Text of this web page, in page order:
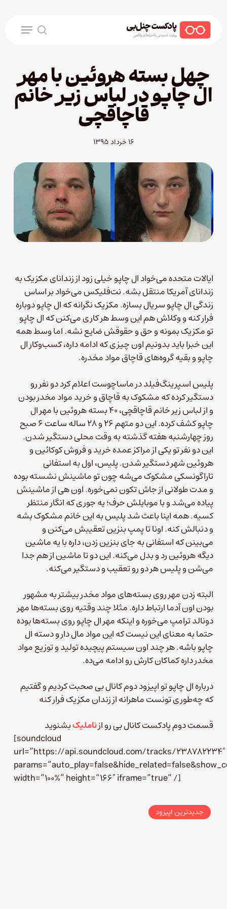
search
Menu
چهل بسته هروئین با مهر
ال چاپو در لباس زیر خانم
قاچاقچی
۱۶ خرداد ۱۳۹۵
ایالات متحده می‌خواد ال چاپو خیلی زود از زندانای مکزیک به
زندانای آمریکا منتقل بشه. نت‌فلیکس می‌خواد بر اساس
زندگی ال چاپو سریال بسازه. مکزیک نگرانه که ال چاپو دوباره
فرار کنه و وکلاش هم این وسط هر کاری می‌کنن که ال چاپو
تو مکزیک بمونه و حق و حقوقش ضایع نشه. اما وسط همه
این خبرا باید بدونیم اون چیزی که ادامه داره، کسب‌وکار ال
چاپو و بقیه گروه‌های قاچاق مواد مخدره.
پلیس اسپرینگ‌فیلد در ماساچوست اعلام کرد دو نفر رو
دستگیر کرده که مشکوک به قاچاق و خرید مواد مخدر بودن
و از لباس زیر خانم قاچاقچی، ۴۰ بسته هروئین با مهر ال
چاپو کشف کرده. این دو متهم ۲۶ و ۲۸ ساله ساعت ۶ صبح
روز چهارشنبه هفته گذشته به وقت محلی دستگیر شدن.
این دو نفر تو یکی از مراکز عمده خرید و فروش کوکائین و
هروئین شهر دستگیر شدن. پلیس، اول به استفانی
تاراگونسکی مشکوک می‌شه چون تو ماشینش نشسته بوده
و مدت طولانی از جاش تکون نمی‌خوره. اون هی از ماشینش
پیاده می‌شد و با موبایلش حرف؛ یه جوری که انگار منتظر
کسیه. همه اینا باعث شد پلیس به این خانم مشکوک بشه
و دنبالش کنه. اونا تا پمپ بنزین تعقیبش می‌کنن و
می‌بینن که استفانی به جای بنزین زدن، داره با یه ماشین
دیگه هروئین رد و بدل می‌کنه. این دو تا ماشین از هم جدا
می‌شن و پلیس هر دو رو تعقیب و دستگیر می‌کنه.
البته زدن مهر روی بسته‌های مواد مخدر بیشتر به مشهور
بودن اون آدما ارتباط داره. مثلا چند وقتیه روی بسته‌ها مهر
دونالد ترامپ می‌خوره و اینکه مهر ال چاپو روی بسته‌ها بوده
حتما به معنای این نیست که این مواد مال دار و دسته ال
چاپو باشه. هر چند اون سیستم پیچیده تولید و توزیع مواد
مخدر داره کماکان کارش رو ادامه می‌ده.
درباره ال چاپو تو اپیزود دوم کانال بی صحبت کردیم و گفتیم
که چه‌طوری تونست ماهرانه از زندان مکزیک فرار کنه
قسمت دوم پادکست کانال بی رو ازناملیکبشنوید
[soundcloud
url=”https://api.soundcloud.com/tracks/238782234″
width=”100%” height=”166″ iframe=”true” /]
جدیدترین اپیزود